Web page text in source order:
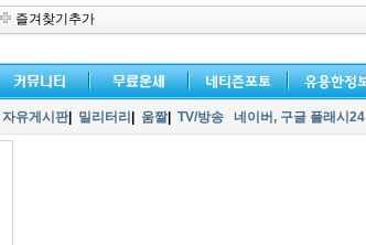
즐겨찾기추가
자유게시판| 밀리터리 움짤| TV/방송 네이버, 구글 플래시24